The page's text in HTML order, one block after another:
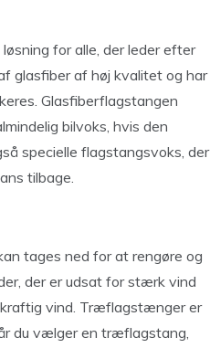
for alle, der leder efter
glasfiber af høj kvalitet og har
Glasfiberflagstangen
bilvoks, hvis den
specielle flagstangsvoks, der
tilbage.
tages ned for at rengøre og
der er udsat for stærk vind
kraftig vind. Træflagstænger er
du vælger en træflagstang,